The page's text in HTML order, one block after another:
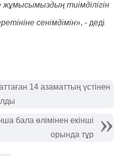
жұмысымыздың тиімділігін
сенімдімін», - деді
14 азаматтың үстінен
бала өлімінен екінші
орында тұр